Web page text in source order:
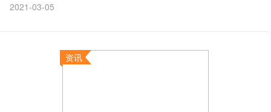
2021-03-05
资讯